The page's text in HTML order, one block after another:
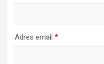
Adres email *